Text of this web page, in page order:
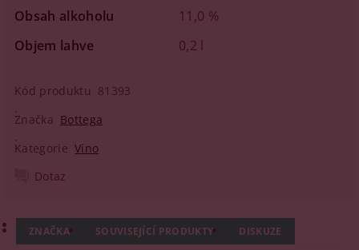
Obsah alkoholu
11,0 %
Objem lahve
0,2 l
Kód produktu 81393
Značka Bottega
Kategorie Víno
Dotaz
ZNAČKA SOUVISEJÍCÍ PRODUKTY DISKUZE